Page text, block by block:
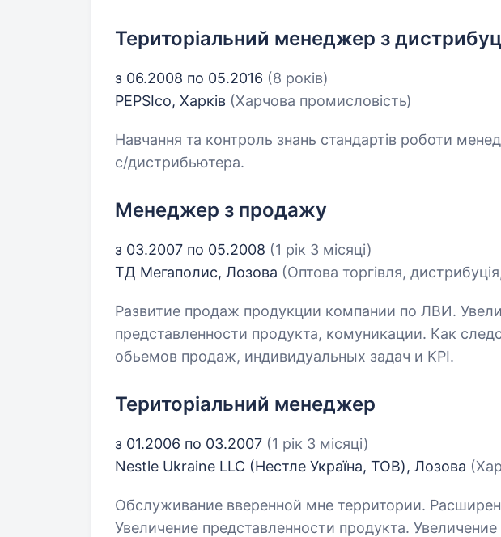
Територіальний менеджер з
з 06.2008 по 05.2016 (8 років)
PEPSIco, Харків (Харчова промисловість)
Навчання та контроль знань стандартів роботи
с/дистрибьютера.
Менеджер з продажу
з 03.2007 по 05.2008 (1 рік 3 місяці)
ТД Мегаполис, Лозова (Оптова торгівля,
Развитие продаж продукции компании по ЛВИ.
представленности продукта, комуникации. Как
обьемов продаж, индивидуальных задач и KPI.
Територіальний менеджер
з 01.2006 по 03.2007 (1 рік 3 місяці)
Nestle Ukraine LLC (Нестле Україна, ТОВ), Лозова
Обслуживание вверенной мне территории.
Увеличение представленности продукта.